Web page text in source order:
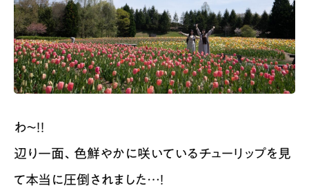
わ〜！！
辺り一面、色鮮やかに咲いているチューリップを見
て本当に圧倒されました…！